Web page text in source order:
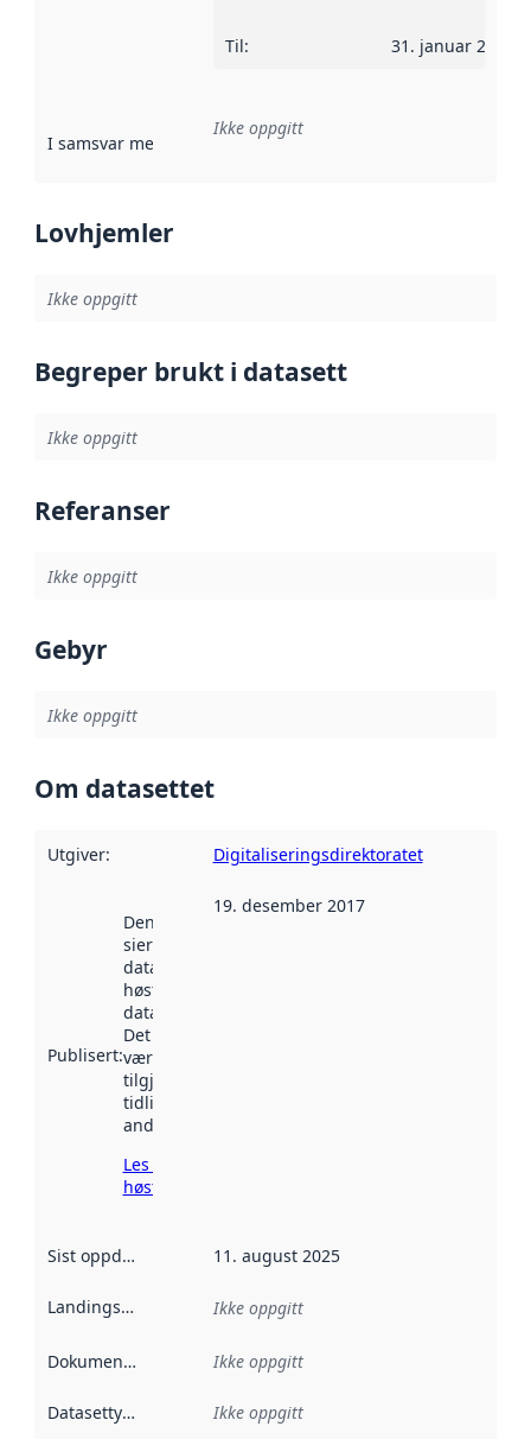
Til: 31. januar 2012
I samsvar med Referanse til en implementasjonsregel
Ikke oppgitt
Lovhjemler
Ikke oppgitt
Begreper brukt i datasett
Ikke oppgitt
Referanser
Ikke oppgitt
Gebyr
Ikke oppgitt
Om datasettet
Utgiver: Digitaliseringsdirektoratet
Publisert:
Denne datoen
sier når
datasettet ble
høstet av
data.norge.no.
Det kan ha
vært
tilgjengelig
tidligere
andre steder.
Les mer om
høsting her
19. desember 2017
Sist oppdatert 11. august 2025
Landingsside Ikke oppgitt
Dokumentasjon Ikke oppgitt
Datasettype Ikke oppgitt